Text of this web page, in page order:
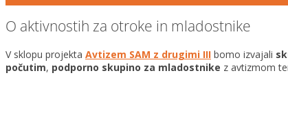
O aktivnostih za otroke in mladostnike
V sklopu projekta Avtizem SAM z drugimi III bomo izvajali
počutim, podporno skupino za mladostnike z avtizmom